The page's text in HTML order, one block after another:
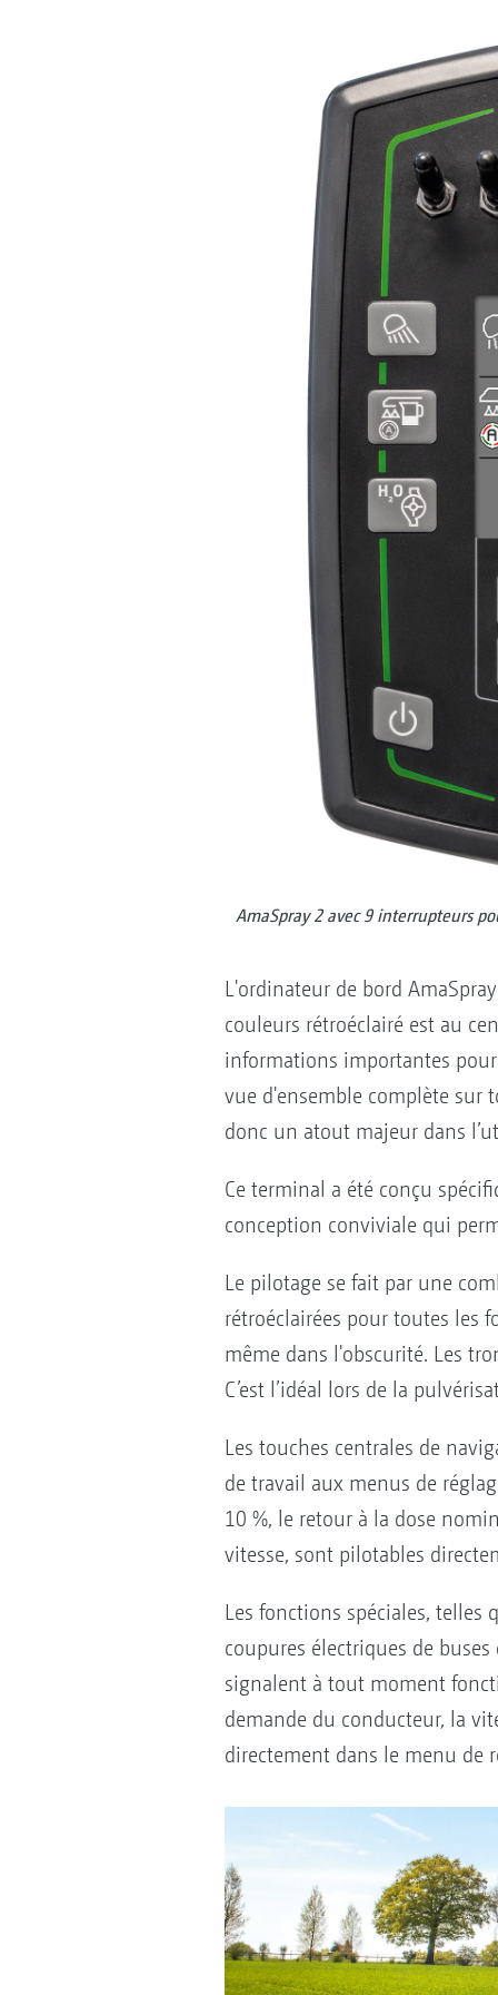
AmaSpray 2 avec 9 interrupteurs
L'ordinateur de bord
couleurs rétroéclairé est au
informations importantes
vue d'ensemble complète sur
donc un atout majeur dans
Ce terminal a été conçu
conception conviviale qui
Le pilotage se fait par une
rétroéclairées pour toutes les
même dans l'obscurité. Les
C’est l’idéal lors de la
Les touches centrales de
de travail aux menus de
10 %, le retour à la dose
vitesse, sont pilotables
Les fonctions spéciales, telles
coupures électriques de
signalent à tout moment
demande du conducteur, la
directement dans le menu de